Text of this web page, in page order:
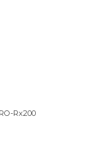
Rx200